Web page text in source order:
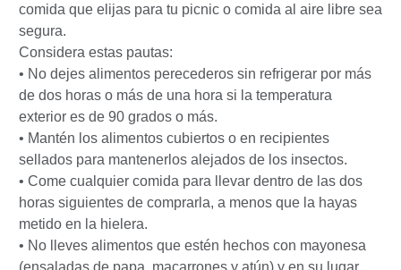
comida que elijas para tu picnic o comida al aire libre sea
segura.
Considera estas pautas:
• No dejes alimentos perecederos sin refrigerar por más
de dos horas o más de una hora si la temperatura
exterior es de 90 grados o más.
• Mantén los alimentos cubiertos o en recipientes
sellados para mantenerlos alejados de los insectos.
• Come cualquier comida para llevar dentro de las dos
horas siguientes de comprarla, a menos que la hayas
metido en la hielera.
• No lleves alimentos que estén hechos con mayonesa
(ensaladas de papa, macarrones y atún) y en su lugar